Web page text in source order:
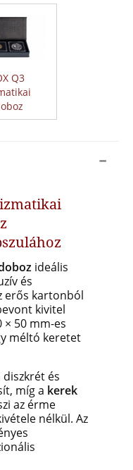
Q3
ideális
és
erős kartonból
kivitel
× 50 mm-es
méltó keretet
diszkrét és
míg a kerek
az érme
nélkül. Az